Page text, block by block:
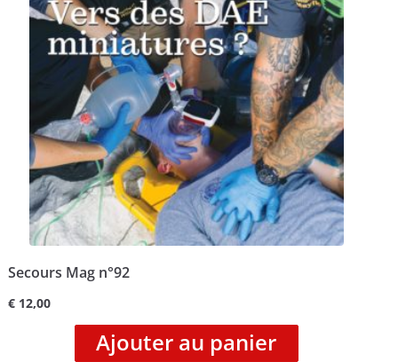
Secours Mag n°92
€12,00
Ajouter au panier